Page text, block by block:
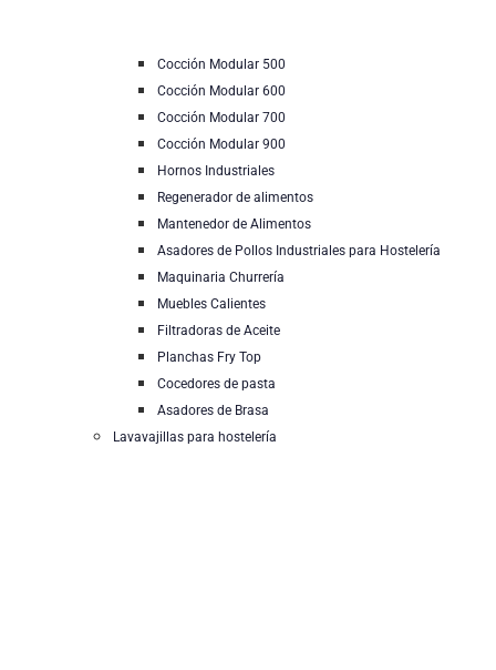
Cocción Modular 500
Cocción Modular 600
Cocción Modular 700
Cocción Modular 900
Hornos Industriales
Regenerador de alimentos
Mantenedor de Alimentos
Asadores de Pollos Industriales para Hostelería
Maquinaria Churrería
Muebles Calientes
Filtradoras de Aceite
Planchas Fry Top
Cocedores de pasta
Asadores de Brasa
Lavavajillas para hostelería